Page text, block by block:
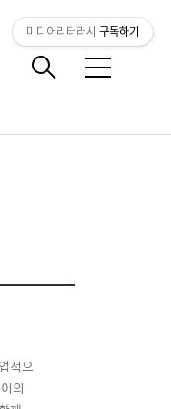
메
적으
의
미디어리터러시 구독하기